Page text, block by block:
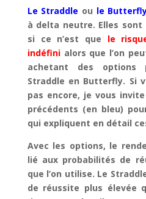
Le Straddle ou le
à delta neutre. Elles
si ce n’est que le
indéfinialors que l’on
achetant des options
Straddle en Butterfly. Si
pas encore, je vous
précédents (en bleu)
qui expliquent en détail
Avec les options, le
lié aux probabilités de
que l’on utilise. Le
de réussite plus élevée